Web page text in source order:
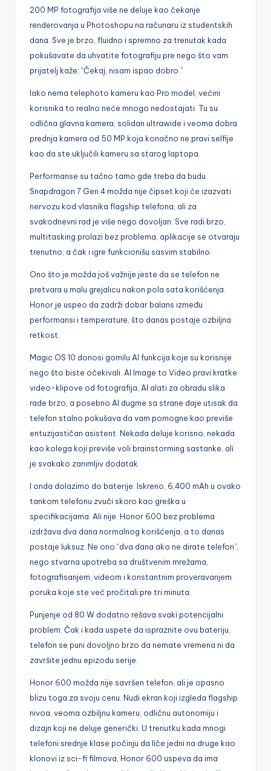
200 MP fotografija više ne deluje kao čekanje
renderovanja u Photoshopu na računaru iz studentskih
dana. Sve je brzo, fluidno i spremno za trenutak kada
pokušavate da uhvatite fotografiju pre nego što vam
prijatelj kaže: “Čekaj, nisam ispao dobro.”
Iako nema telephoto kameru kao Pro model, većini
korisnika to realno neće mnogo nedostajati. Tu su
odlična glavna kamera, solidan ultrawide i veoma dobra
prednja kamera od 50 MP koja konačno ne pravi selfije
kao da ste uključili kameru sa starog laptopa.
Performanse su tačno tamo gde treba da budu.
Snapdragon 7 Gen 4 možda nije čipset koji će izazvati
nervozu kod vlasnika flagship telefona, ali za
svakodnevni rad je više nego dovoljan. Sve radi brzo,
multitasking prolazi bez problema, aplikacije se otvaraju
trenutno, a čak i igre funkcionišu sasvim stabilno.
Ono što je možda još važnije jeste da se telefon ne
pretvara u malu grejalicu nakon pola sata korišćenja.
Honor je uspeo da zadrži dobar balans između
performansi i temperature, što danas postaje ozbiljna
retkost.
Magic OS 10 donosi gomilu AI funkcija koje su korisnije
nego što biste očekivali. AI Image to Video pravi kratke
video-klipove od fotografija, AI alati za obradu slika
rade brzo, a posebno AI dugme sa strane daje utisak da
telefon stalno pokušava da vam pomogne kao previše
entuzijastičan asistent. Nekada deluje korisno, nekada
kao kolega koji previše voli brainstorming sastanke, ali
je svakako zanimljiv dodatak.
I onda dolazimo do baterije. Iskreno, 6,400 mAh u ovako
tankom telefonu zvuči skoro kao greška u
specifikacijama. Ali nije. Honor 600 bez problema
izdržava dva dana normalnog korišćenja, a to danas
postaje luksuz. Ne ono “dva dana ako ne dirate telefon”,
nego stvarna upotreba sa društvenim mrežama,
fotografisanjem, videom i konstantnim proveravanjem
poruka koje ste već pročitali pre tri minuta.
Punjenje od 80 W dodatno rešava svaki potencijalni
problem. Čak i kada uspete da ispraznite ovu bateriju,
telefon se puni dovoljno brzo da nemate vremena ni da
završite jednu epizodu serije.
Honor 600 možda nije savršen telefon, ali je opasno
blizu toga za svoju cenu. Nudi ekran koji izgleda flagship
nivoa, veoma ozbiljnu kameru, odličnu autonomiju i
dizajn koji ne deluje generički. U trenutku kada mnogi
telefoni srednje klase počinju da liče jedni na druge kao
klonovi iz sci-fi filmova, Honor 600 uspeva da ima